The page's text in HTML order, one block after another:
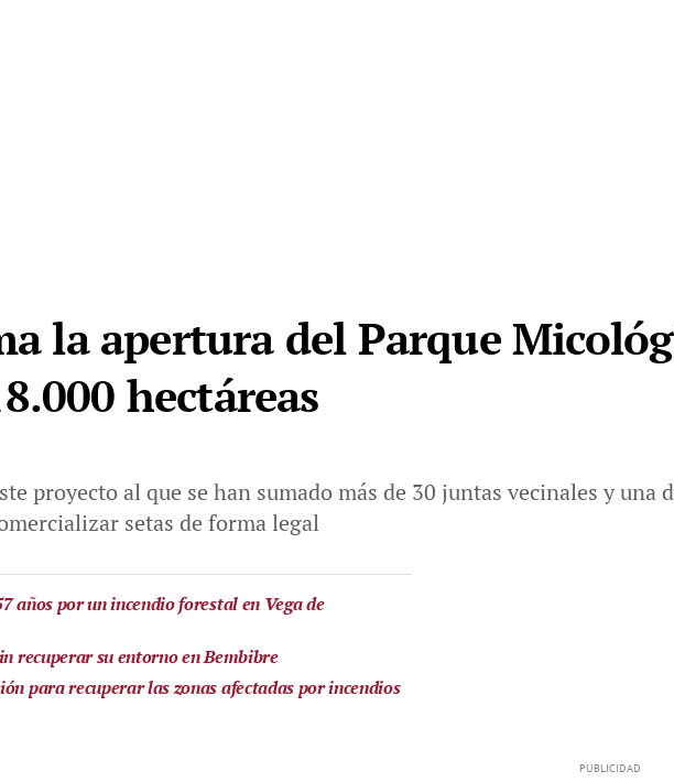
la apertura del Parque
hectáreas
proyecto al que se han sumado más de 30 juntas vecinales y una
setas de forma legal
años por un incendio forestal en Vega de
recuperar su entorno en Bembibre
para recuperar las zonas afectadas por incendios